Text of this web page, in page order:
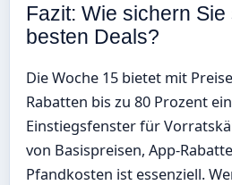
Fazit: Wie sichern Sie
besten Deals?
Die Woche 15 bietet mit
Rabatten bis zu 80 Prozent
Einstiegsfenster für
von Basispreisen, App-
Pfandkosten ist essenziell.